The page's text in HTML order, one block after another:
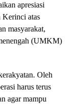
apresiasi
Kerinci atas
masyarakat,
(UMKM)
Oleh
harus terus
agar mampu